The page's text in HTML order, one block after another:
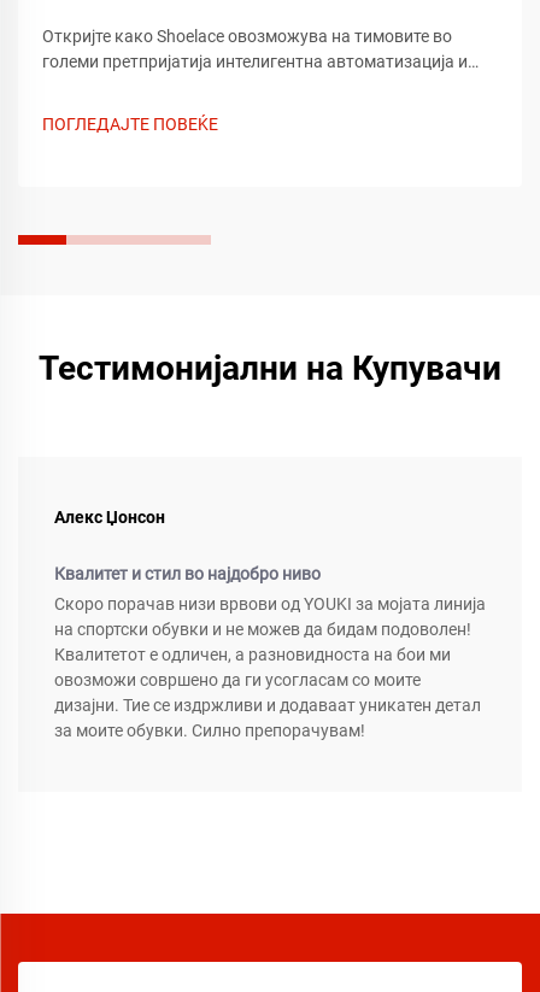
Откријте како Shoelace овозможува на тимовите во
големи претпријатија интелигентна автоматизација и
ефикасноста на вашиот работен процес веднаш —
дознајте повеќе сега.
ПОГЛЕДАЈТЕ ПОВЕЌЕ
Тестимонијални на Купувачи
Алекс Џонсон
Квалитет и стил во најдобро ниво
Скоро порачав низи врвови од YOUKI за мојата линија
на спортски обувки и не можев да бидам подоволен!
Квалитетот е одличен, а разновидноста на бои ми
овозможи совршено да ги усогласам со моите
дизајни. Тие се издржливи и додаваат уникатен детал
за моите обувки. Силно препорачувам!